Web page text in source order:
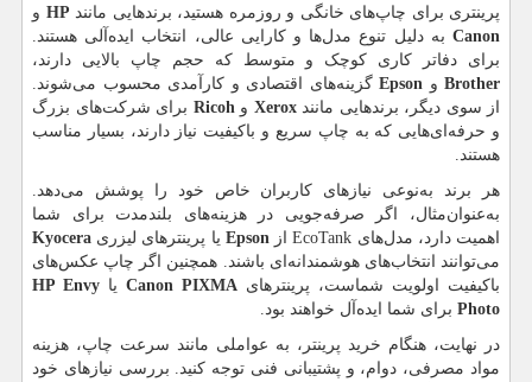
پرینتری برای چاپ‌های خانگی و روزمره هستید، برندهایی مانند HP و
Canon به دلیل تنوع مدل‌ها و کارایی عالی، انتخاب ایده‌آلی هستند.
برای دفاتر کاری کوچک و متوسط که حجم چاپ بالایی دارند،
Brother و Epson گزینه‌های اقتصادی و کارآمدی محسوب می‌شوند.
از سوی دیگر، برندهایی مانندXerox وRicoh برای شرکت‌های بزرگ
و حرفه‌ای‌هایی که به چاپ سریع و باکیفیت نیاز دارند، بسیار مناسب
هستند.
هر برند به‌نوعی نیازهای کاربران خاص خود را پوشش می‌دهد.
به‌عنوان‌مثال، اگر صرفه‌جویی در هزینه‌های بلندمدت برای شما
اهمیت دارد، مدل‌های EcoTankازEpson یا پرینترهای لیزری Kyocera
می‌توانند انتخاب‌های هوشمندانه‌ای باشند. همچنین اگر چاپ عکس‌های
باکیفیت اولویت شماست، پرینترهای Canon PIXMA یا HP Envy
Photo برای شما ایده‌آل خواهند بود.
در نهایت، هنگام خرید پرینتر، به عواملی مانند سرعت چاپ، هزینه
مواد مصرفی، دوام، و پشتیبانی فنی توجه کنید. بررسی نیازهای خود